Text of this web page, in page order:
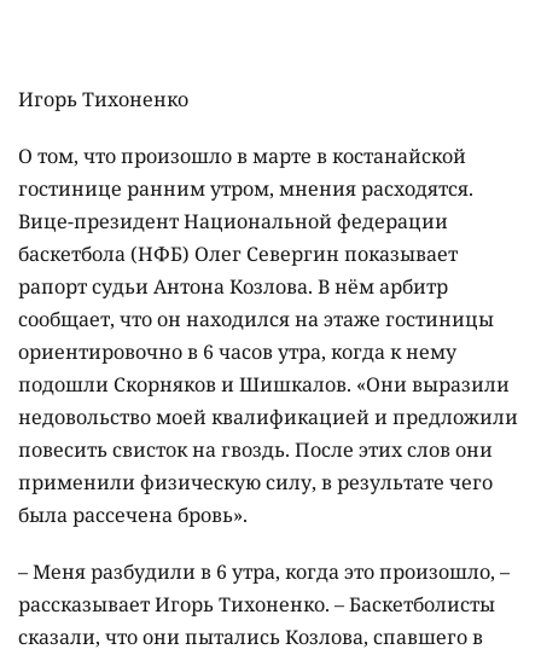
Игорь Тихоненко
О том, что произошло в марте в костанайской
гостинице ранним утром, мнения расходятся.
Вице-президент Национальной федерации
баскетбола (НФБ) Олег Севергин показывает
рапорт судьи Антона Козлова. В нём арбитр
сообщает, что он находился на этаже гостиницы
ориентировочно в 6 часов утра, когда к нему
подошли Скорняков и Шишкалов. «Они выразили
недовольство моей квалификацией и предложили
повесить свисток на гвоздь. После этих слов они
применили физическую силу, в результате чего
была рассечена бровь».
– Меня разбудили в 6 утра, когда это произошло, –
рассказывает Игорь Тихоненко. – Баскетболисты
сказали, что они пытались Козлова, спавшего в